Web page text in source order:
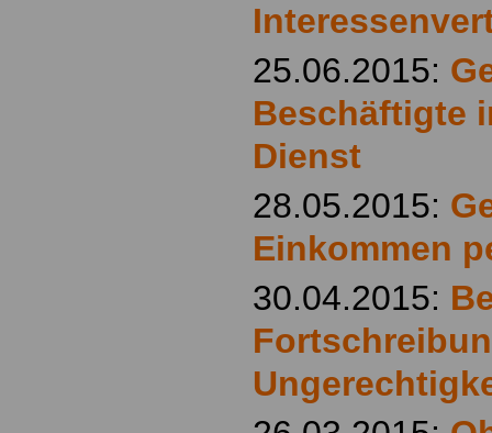
25.06.2015:
Beschäftigte
Dienst
28.05.2015:
Einkommen
30.04.2015: